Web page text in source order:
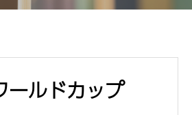
ールドカップ